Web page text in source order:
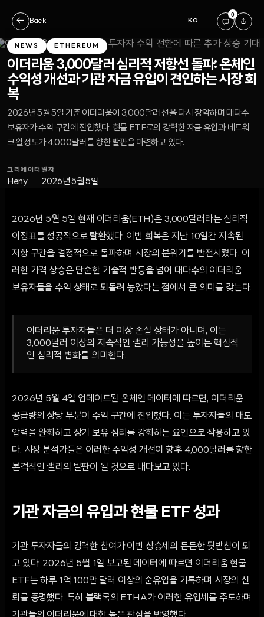
← Back KO
0
NEWS ETHEREUM
이더리움 3,000달러 심리적 저항선 돌파: 온체인
수익성 개선과 기관 자금 유입이 견인하는 시장 회
복
2026년 5월 5일 기준 이더리움이 3,000달러 선을 다시 장악하며 대다수
보유자가 수익 구간에 진입했다. 현물 ETF로의 강력한 자금 유입과 네트워
크 활성도가 4,000달러를 향한 발판을 마련하고 있다.
크리에이터
Heny
일자
2026년 5월 5일
2026년 5월 5일 현재 이더리움(ETH)은 3,000달러라는 심리적
이정표를 성공적으로 탈환했다. 이번 회복은 지난 10일간 지속된
저항 구간을 결정적으로 돌파하며 시장의 분위기를 반전시켰다. 이
러한 가격 상승은 단순한 기술적 반등을 넘어 대다수의 이더리움
보유자들을 수익 상태로 되돌려 놓았다는 점에서 큰 의미를 갖는다.
이더리움 투자자들은 더 이상 손실 상태가 아니며, 이는
3,000달러 이상의 지속적인 랠리 가능성을 높이는 핵심적
인 심리적 변화를 의미한다.
2026년 5월 4일 업데이트된 온체인 데이터에 따르면, 이더리움
공급량의 상당 부분이 수익 구간에 진입했다. 이는 투자자들의 매도
압력을 완화하고 장기 보유 심리를 강화하는 요인으로 작용하고 있
다. 시장 분석가들은 이러한 수익성 개선이 향후 4,000달러를 향한
본격적인 랠리의 발판이 될 것으로 내다보고 있다.
기관 자금의 유입과 현물 ETF 성과
기관 투자자들의 강력한 참여가 이번 상승세의 든든한 뒷받침이 되
고 있다. 2026년 5월 1일 보고된 데이터에 따르면 이더리움 현물
ETF는 하루 1억 100만 달러 이상의 순유입을 기록하며 시장의 신
뢰를 증명했다. 특히 블랙록의 ETHA가 이러한 유입세를 주도하며